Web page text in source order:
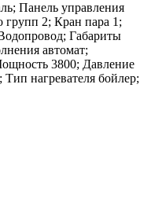
Панель управления
групп 2; Кран пара 1;
Габариты
автомат;
3800; Давление
нагревателя бойлер;